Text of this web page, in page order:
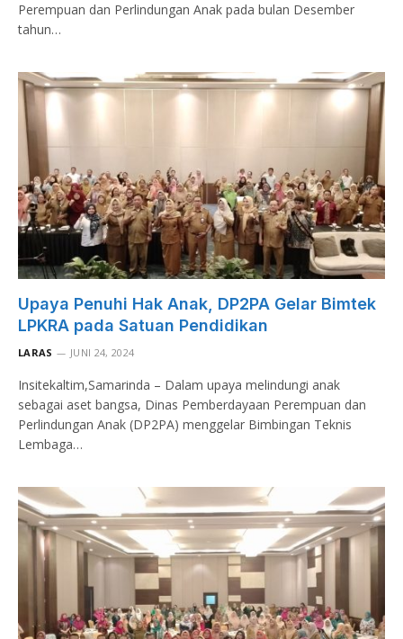
Perempuan dan Perlindungan Anak pada bulan Desember
tahun…
Upaya Penuhi Hak Anak, DP2PA Gelar Bimtek
LPKRA pada Satuan Pendidikan
LARAS JUNI 24, 2024
Insitekaltim,Samarinda – Dalam upaya melindungi anak
sebagai aset bangsa, Dinas Pemberdayaan Perempuan dan
Perlindungan Anak (DP2PA) menggelar Bimbingan Teknis
Lembaga…